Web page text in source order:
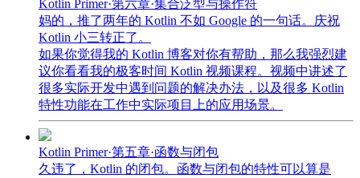
Kotlin Primer·第六章·集合泛型与操作符
妈的，推了两年的 Kotlin 不如 Google 的一句话。庆祝
Kotlin 小三转正了。
如果你觉得我的 Kotlin 博客对你有帮助，那么我强烈建
议你看看我的极客时间 Kotlin 视频课程。视频中讲述了
很多实际开发中遇到问题的解决办法，以及很多 Kotlin
特性功能在工作中实际项目上的应用场景。
Kotlin Primer·第五章·函数与闭包
久违了，Kotlin 的闭包。函数与闭包的特性可以算是